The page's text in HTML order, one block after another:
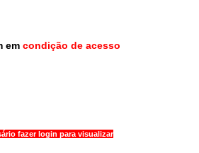
em condição de acesso
fazer login para visualizar